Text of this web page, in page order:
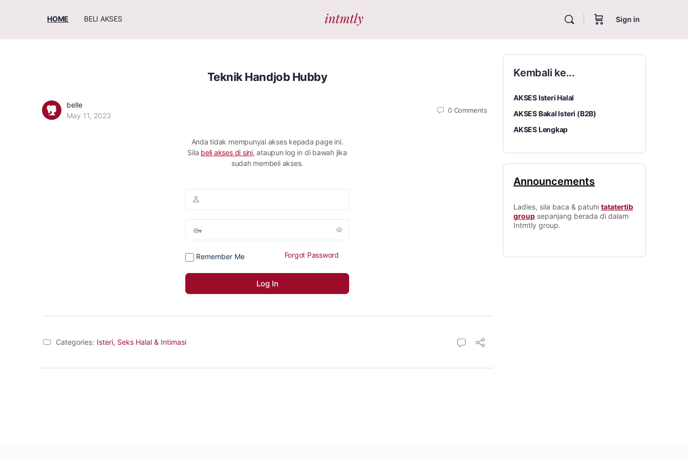
HOME BELI AKSES Sign in
Teknik Handjob Hubby
belle
May 11, 2023
0 Comments
Anda tidak mempunyai akses kepada page ini.
Sila beli akses di sini, ataupun log in di bawah jika
sudah membeli akses.
Remember Me Forgot Password
Categories: Isteri, Seks Halal & Intimasi
Kembali ke...
AKSES Isteri Halal
AKSES Bakal Isteri (B2B)
AKSES Lengkap
Announcements
Ladies, sila baca & patuhi tatatertib
group sepanjang berada di dalam
Intmtly group.